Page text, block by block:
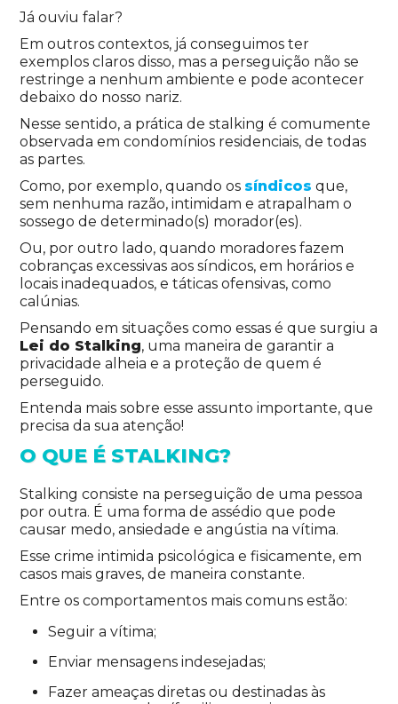
Já ouviu falar?
Em outros contextos, já conseguimos ter
exemplos claros disso, mas a perseguição não se
restringe a nenhum ambiente e pode acontecer
debaixo do nosso nariz.
Nesse sentido, a prática de stalking é comumente
observada em condomínios residenciais, de todas
as partes.
Como, por exemplo, quando os síndicos que,
sem nenhuma razão, intimidam e atrapalham o
sossego de determinado(s) morador(es).
Ou, por outro lado, quando moradores fazem
cobranças excessivas aos síndicos, em horários e
locais inadequados, e táticas ofensivas, como
calúnias.
Pensando em situações como essas é que surgiu a
Lei do Stalking, uma maneira de garantir a
privacidade alheia e a proteção de quem é
perseguido.
Entenda mais sobre esse assunto importante, que
precisa da sua atenção!
O QUE É STALKING?
Stalking consiste na perseguição de uma pessoa
por outra. É uma forma de assédio que pode
causar medo, ansiedade e angústia na vítima.
Esse crime intimida psicológica e fisicamente, em
casos mais graves, de maneira constante.
Entre os comportamentos mais comuns estão:
Seguir a vítima;
Enviar mensagens indesejadas;
Fazer ameaças diretas ou destinadas às